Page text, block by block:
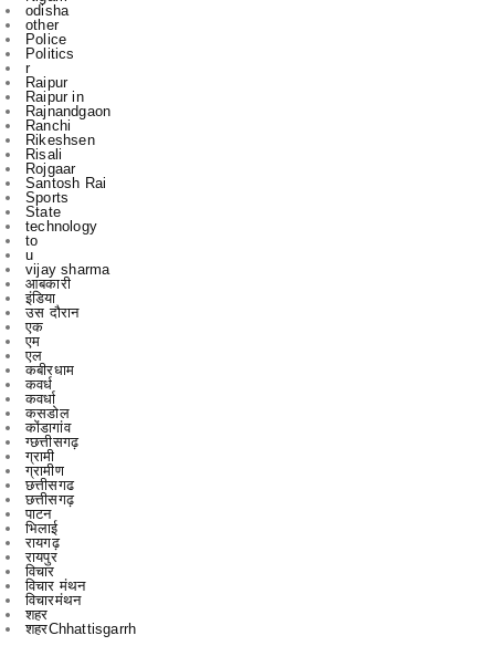
odisha
other
Police
Politics
r
Raipur
Raipur in
Rajnandgaon
Ranchi
Rikeshsen
Risali
Rojgaar
Santosh Rai
Sports
State
technology
to
u
vijay sharma
आबकारी
इंडिया
उस दौरान
एक
एम
एल
कबीरधाम
कवर्ध
कवर्धा
कसडोल
कोंडागांव
ग्छत्तीसगढ़
ग्रामी
ग्रामीण
छत्तीसगढ
छत्तीसगढ़
पाटन
भिलाई
रायगढ़
रायपुर
विचार
विचार मंथन
विचारमंथन
शहर
शहरChhattisgarrh